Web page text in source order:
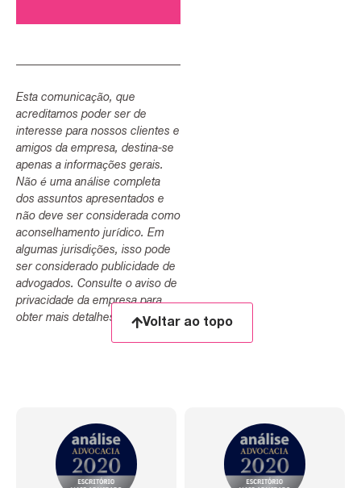
Esta comunicação, que
acreditamos poder ser de
interesse para nossos clientes e
amigos da empresa, destina-se
apenas a informações gerais.
Não é uma análise completa
dos assuntos apresentados e
não deve ser considerada como
aconselhamento jurídico. Em
algumas jurisdições, isso pode
ser considerado publicidade de
advogados. Consulte o aviso de
privacidade da empresa para
obter mais detalhes.
Voltar ao topo